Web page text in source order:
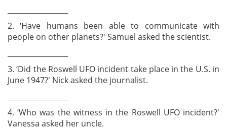
2. ‘Have humans been able to communicate with
people on other planets?' Samuel asked the scientist.
3. ‘Did the Roswell UFO incident take place in the U.S. in
June 1947?' Nick asked the journalist.
4. ‘Who was the witness in the Roswell UFO incident?'
Vanessa asked her uncle.